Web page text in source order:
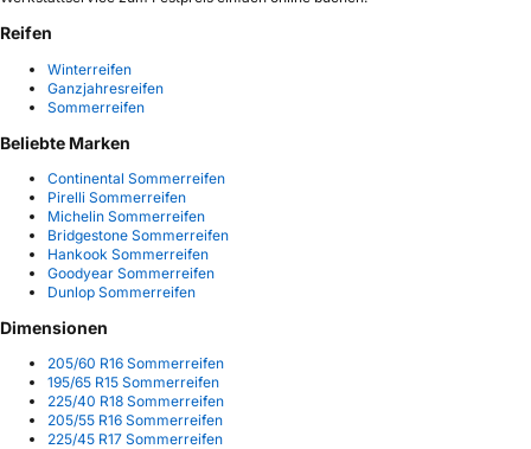
Reifen
Winterreifen
Ganzjahresreifen
Sommerreifen
Beliebte Marken
Continental Sommerreifen
Pirelli Sommerreifen
Michelin Sommerreifen
Bridgestone Sommerreifen
Hankook Sommerreifen
Goodyear Sommerreifen
Dunlop Sommerreifen
Dimensionen
205/60 R16 Sommerreifen
195/65 R15 Sommerreifen
225/40 R18 Sommerreifen
205/55 R16 Sommerreifen
225/45 R17 Sommerreifen